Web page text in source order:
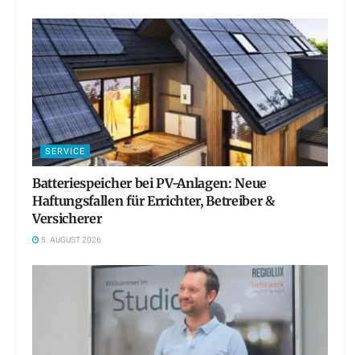
SERVICE
Batteriespeicher bei PV-Anlagen: Neue
Haftungsfallen für Errichter, Betreiber &
Versicherer
5. AUGUST 2026